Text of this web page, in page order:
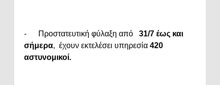
- Προστατευτική φύλαξη από 31/7 έως και
σήμερα, έχουν εκτελέσει υπηρεσία 420
αστυνομικοί.